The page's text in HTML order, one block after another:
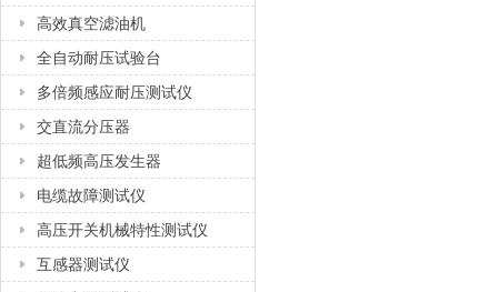
高效真空滤油机
全自动耐压试验台
多倍频感应耐压测试仪
交直流分压器
超低频高压发生器
电缆故障测试仪
高压开关机械特性测试仪
互感器测试仪